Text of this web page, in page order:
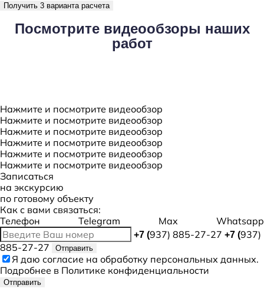
Получить 3 варианта расчета
Посмотритевидеообзоры наших
работ
Нажмите и посмотрите видеообзор
Нажмите и посмотрите видеообзор
Нажмите и посмотрите видеообзор
Нажмите и посмотрите видеообзор
Нажмите и посмотрите видеообзор
Нажмите и посмотрите видеообзор
Записаться
на экскурсию
по готовому объекту
Как с вами связаться:
Телефон
Telegram Max Whatsapp
+7 (937) 885-27-27 +7 (937)
885-27-27
Отправить
Я даю согласие на обработку персональных данных.
Подробнее в Политике конфиденциальности
Отправить